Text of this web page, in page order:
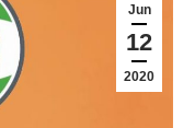
Jun
12
2020